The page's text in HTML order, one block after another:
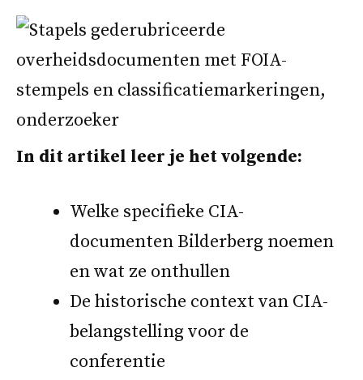
In dit artikel leer je het volgende:
Welke specifieke CIA-
documenten Bilderberg noemen
en wat ze onthullen
De historische context van CIA-
belangstelling voor de
conferentie